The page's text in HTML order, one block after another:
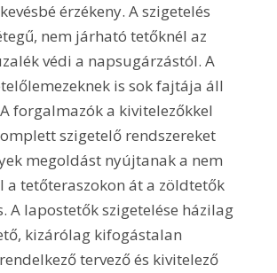
érzékeny. A szigetelés
nem járható tetőknél az
védi a napsugárzástól. A
is sok fajtája áll
forgalmazók a kivitelezőkkel
szigetelő rendszereket
megoldást nyújtanak a nem
tetőteraszokon át a zöldtetők
A lapostetők szigetelése házilag
kizárólag kifogástalan
tervező és kivitelező